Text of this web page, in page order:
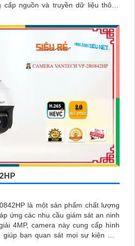
cấp nguồn và truyền dữ liệu thông
là một sản phẩm chất lượng
ứng các nhu cầu giám sát an ninh
bạn quan sát mọi sự kiện một